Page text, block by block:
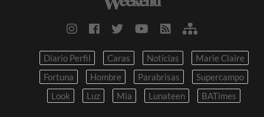
Diario Perfil Caras Noticias
Marie Claire
Fortuna
Hombre Parabrisas
Supercampo
Look
Luz Mia Lunateen BATimes